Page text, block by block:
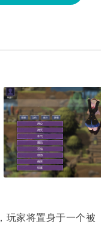
，玩家将置身于一个被